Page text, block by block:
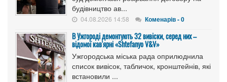
будівництво ав...
04.08.2026 14:58 Коменарів - 0
В Ужгороді демонтують 32 вивіски, серед них –
відомої кав'ярні «Shtefanyo V&V»
Ужгородська міська рада оприлюднила
список вивісок, табличок, кронштейнів, які
встановили ...